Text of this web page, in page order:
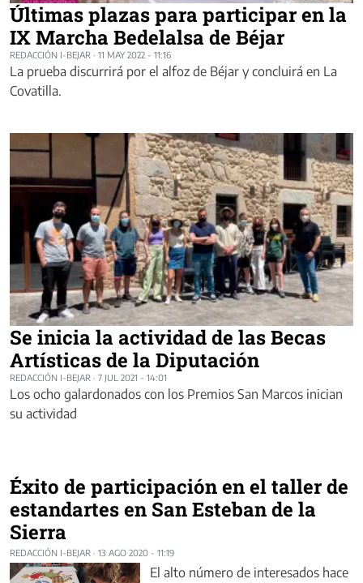
Últimas plazas para participar en la
IX Marcha Bedelalsa de Béjar
REDACCIÓN I-BEJAR · 11 MAY 2022 - 11:16
La prueba discurrirá por el alfoz de Béjar y concluirá en La
Covatilla.
Se inicia la actividad de las Becas
Artísticas de la Diputación
REDACCIÓN I-BEJAR · 7 JUL 2021 - 14:01
Los ocho galardonados con los Premios San Marcos inician
su actividad
Éxito de participación en el taller de
estandartes en San Esteban de la
Sierra
REDACCIÓN I-BEJAR · 13 AGO 2020 - 11:19
El alto número de interesados hace